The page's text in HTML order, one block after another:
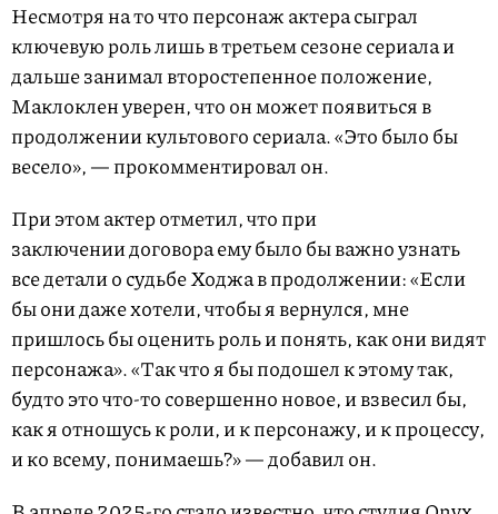
Несмотря на то что персонаж актера сыграл
ключевую роль лишь в третьем сезоне сериала и
дальше занимал второстепенное положение,
Маклоклен уверен, что он может появиться в
продолжении культового сериала. «Это было бы
весело», — прокомментировал он.
При этом актер отметил, что при
заключении договора ему было бы важно узнать
все детали о судьбе Ходжа в продолжении: «Если
бы они даже хотели, чтобы я вернулся, мне
пришлось бы оценить роль и понять, как они видят
персонажа». «Так что я бы подошел к этому так,
будто это что-то совершенно новое, и взвесил бы,
как я отношусь к роли, и к персонажу, и к процессу,
и ко всему, понимаешь?» — добавил он.